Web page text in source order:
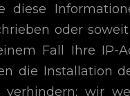
diese
oder
Fall Ihre IP-
die Installation
verhindern; wir